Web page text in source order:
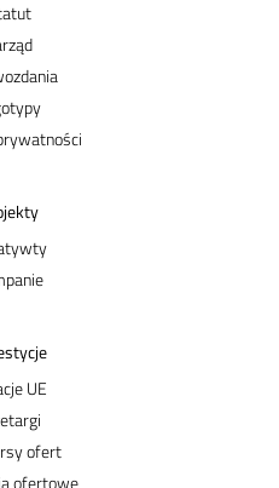
UE
ofert